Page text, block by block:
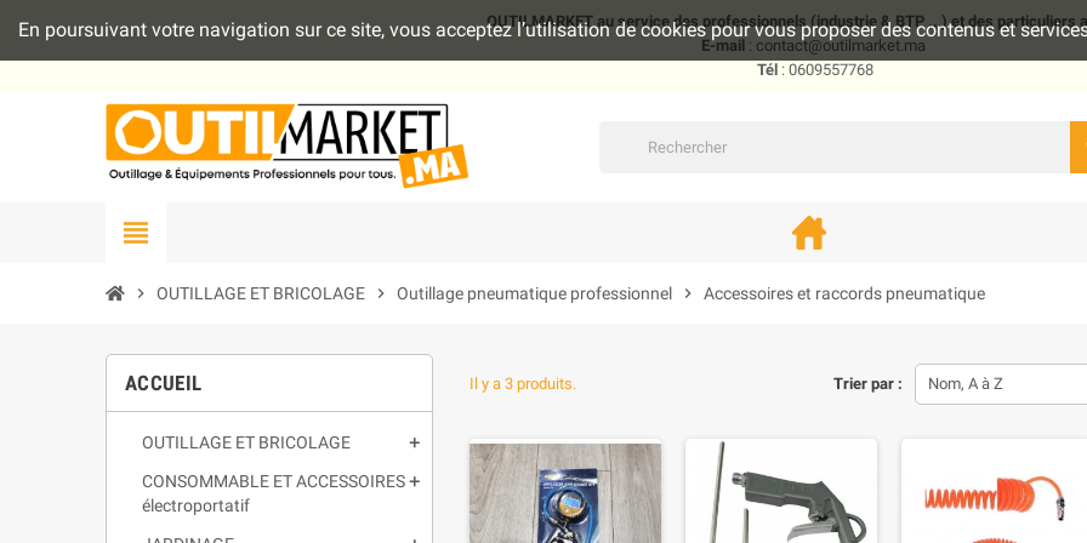
OUTILMARKET au service des professionnels (industrie & BTP .. ) et des particuliers
E-mail : contact@outilmarket.ma
Tél : 0609557768
view_headline
chevron_right OUTILLAGE ET BRICOLAGE chevron_right Outillage pneumatique professionnel chevron_right Accessoires et raccords pneumatique
ACCUEIL
OUTILLAGE ET BRICOLAGE
CONSOMMABLE ET ACCESSOIRES
électroportatif
Trier par : Nom, A à Z
Il y a 3 produits.
En poursuivant votre navigation sur ce site, vous acceptez l’utilisation de cookies pour vous proposer des contenus et